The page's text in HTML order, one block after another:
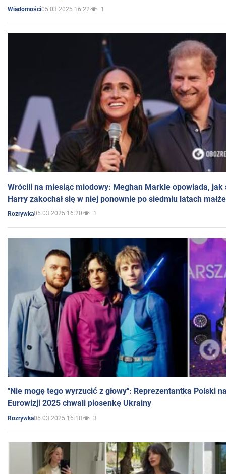
Wiadomości05.03.2025 16:22 1
Wrócili na miesiąc miodowy: Meghan Markle opowiada, jak
Harry zakochał się w niej ponownie po siedmiu latach
Rozrywka05.03.2025 16:20 1
"Nie mogę tego wyrzucić z głowy": Reprezentantka Polski
Eurowizji 2025 chwali piosenkę Ukrainy
Rozrywka05.03.2025 16:18 3